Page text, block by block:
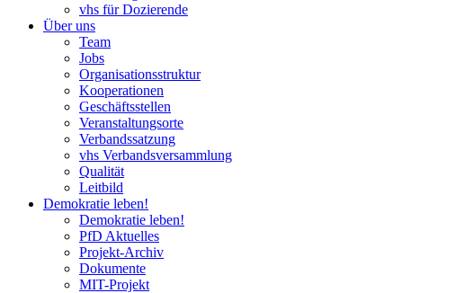
vhs für Dozierende
Über uns
Team
Jobs
Organisationsstruktur
Kooperationen
Geschäftsstellen
Veranstaltungsorte
Verbandssatzung
vhs Verbandsversammlung
Qualität
Leitbild
Demokratie leben!
Demokratie leben!
PfD Aktuelles
Projekt-Archiv
Dokumente
MIT-Projekt